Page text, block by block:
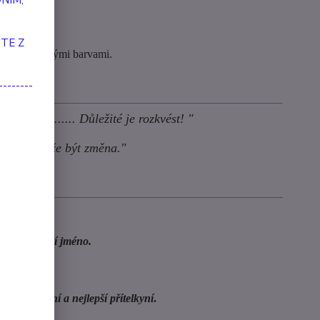
a jemnými barvami.
Důležité je rozkvést! "
může být změna."
ji a dáte jí jméno.
ochránkyní a nejlepší přítelkyní.
Z